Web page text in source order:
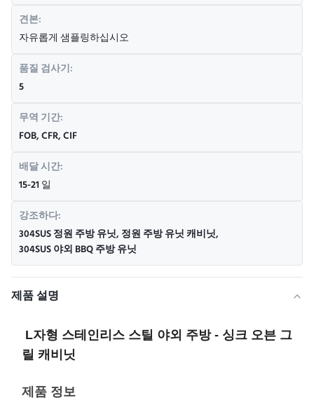
견본:
자유롭게 샘플링하십시오
품질 검사기:
5
무역 기간:
FOB, CFR, CIF
배달 시간:
15-21 일
강조하다:
304SUS 정원 주방 유닛,정원 주방 유닛 캐비닛,
304SUS 야외 BBQ 주방 유닛
제품 설명
L자형 스테인리스 스틸 야외 주방 - 싱크 오븐 그
릴 캐비닛
제품 정보